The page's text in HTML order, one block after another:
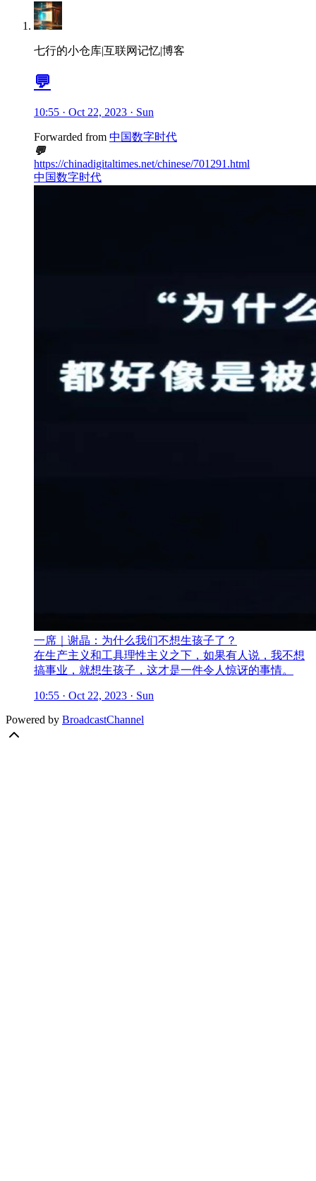
七行的小仓库|互联网记忆|博客
💬
10:55 · Oct 22, 2023 · Sun
Forwarded from 中国数字时代
💬
https://chinadigitaltimes.net/chinese/701291.html
中国数字时代
一席｜谢晶：为什么我们不想生孩子了？
在生产主义和工具理性主义之下，如果有人说，我不想
搞事业，就想生孩子，这才是一件令人惊讶的事情。
10:55 · Oct 22, 2023 · Sun
Powered by BroadcastChannel